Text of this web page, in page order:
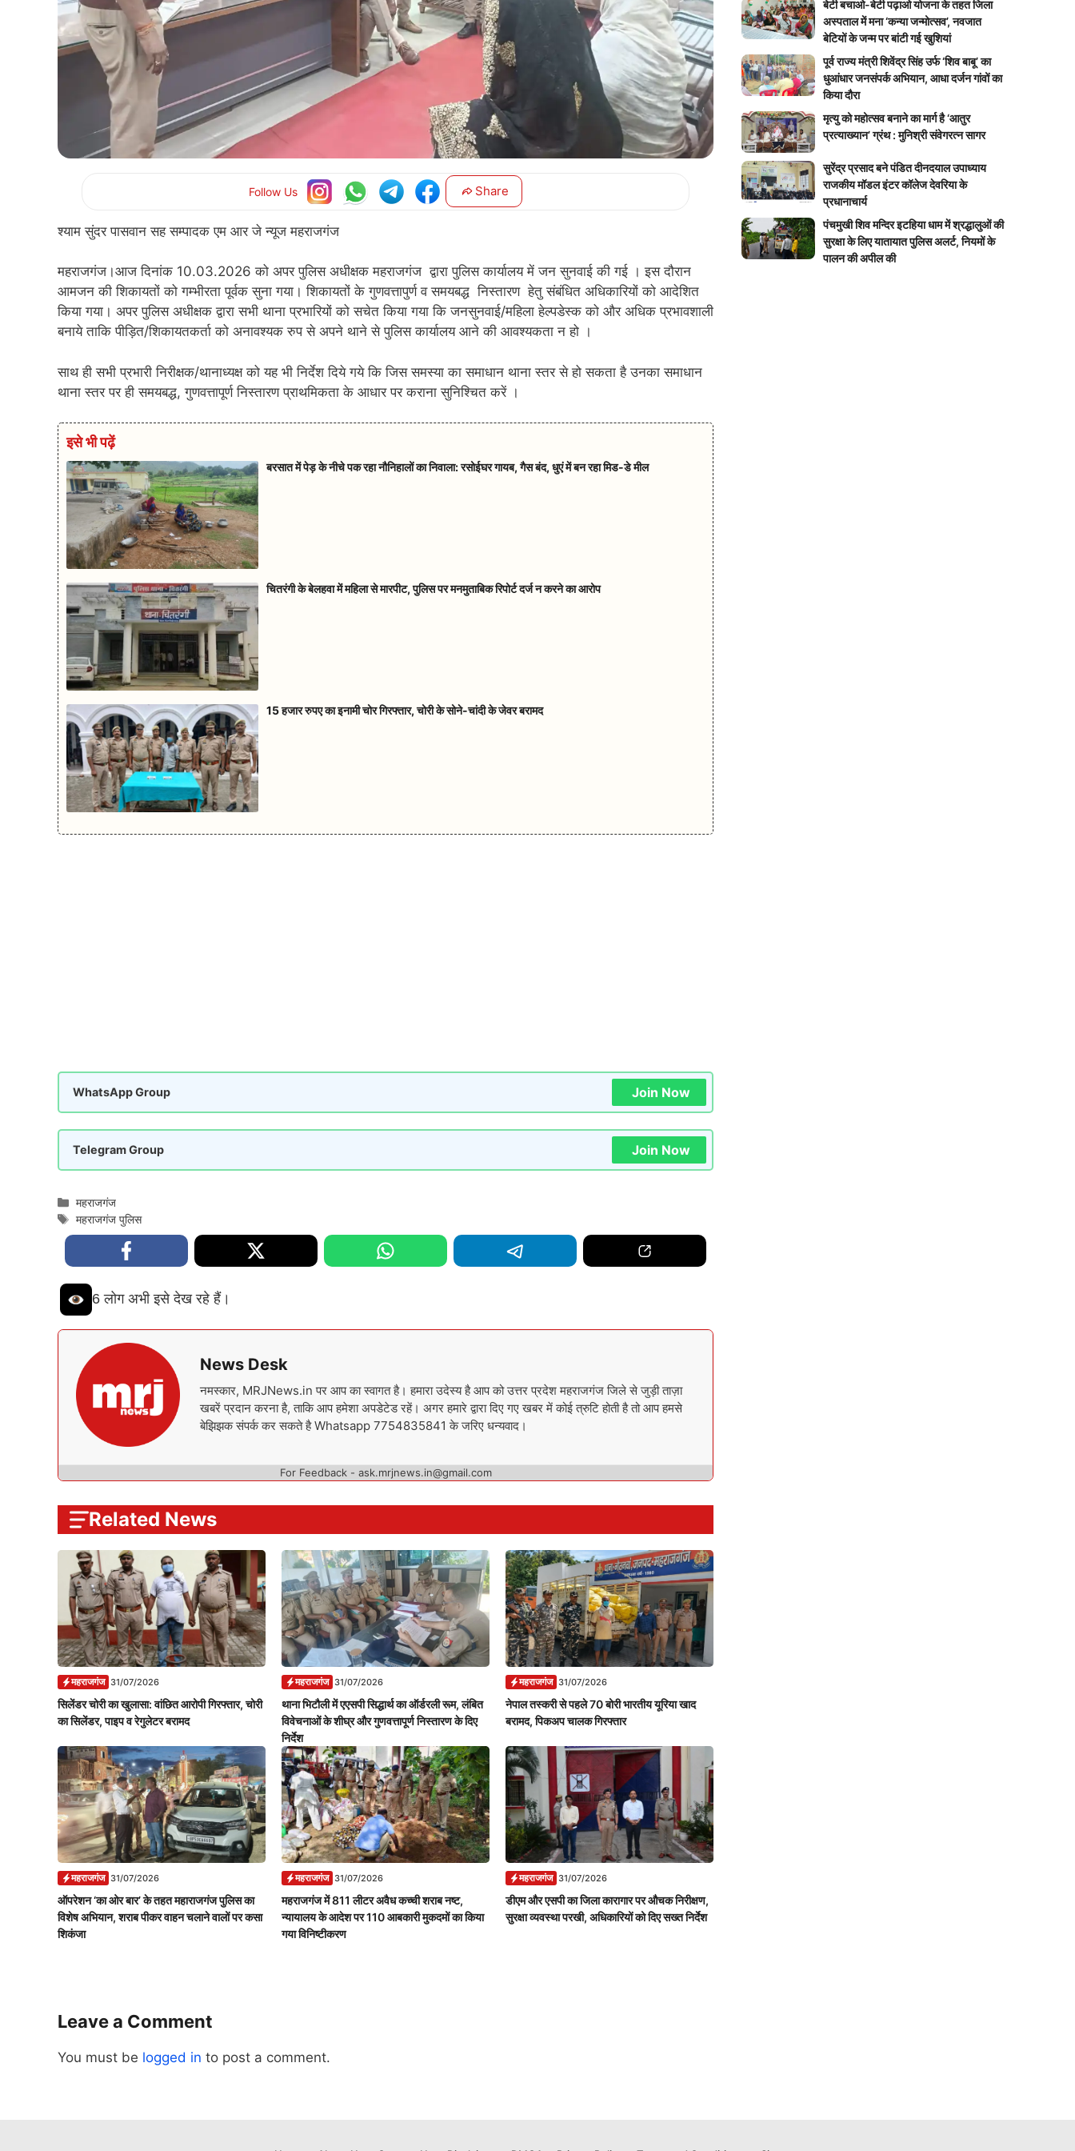
Follow Us Share
श्याम सुंदर पासवान सह सम्पादक एम आर जे न्यूज महराजगंज
महराजगंज।आज दिनांक 10.03.2026 को अपर पुलिस अधीक्षक महराजगंज द्वारा पुलिस कार्यालय में जन सुनवाई की गई । इस दौरान
आमजन की शिकायतों को गम्भीरता पूर्वक सुना गया। शिकायतों के गुणवत्तापुर्ण व समयबद्ध निस्तारण हेतु संबंधित अधिकारियों को आदेशित
किया गया। अपर पुलिस अधीक्षक द्वारा सभी थाना प्रभारियों को सचेत किया गया कि जनसुनवाई/महिला हेल्पडेस्क को और अधिक प्रभावशाली
बनाये ताकि पीड़ित/शिकायतकर्ता को अनावश्यक रुप से अपने थाने से पुलिस कार्यालय आने की आवश्यकता न हो ।
साथ ही सभी प्रभारी निरीक्षक/थानाध्यक्ष को यह भी निर्देश दिये गये कि जिस समस्या का समाधान थाना स्तर से हो सकता है उनका समाधान
थाना स्तर पर ही समयबद्ध, गुणवत्तापूर्ण निस्तारण प्राथमिकता के आधार पर कराना सुनिश्चित करें ।
इसे भी पढ़ें
बरसात में पेड़ के नीचे पक रहा नौनिहालों का निवाला: रसोईघर गायब, गैस बंद, धुएं में बन रहा मिड-डे मील
चितरंगी के बेलहवा में महिला से मारपीट, पुलिस पर मनमुताबिक रिपोर्ट दर्ज न करने का आरोप
15 हजार रुपए का इनामी चोर गिरफ्तार, चोरी के सोने-चांदी के जेवर बरामद
WhatsApp Group Join Now
Telegram Group Join Now
Categories
महराजगंज
Tags
महराजगंज पुलिस
6 लोग अभी इसे देख रहे हैं।
News Desk
नमस्कार, MRJNews.in पर आप का स्वागत है। हमारा उदेस्य है आप को उत्तर प्रदेश महराजगंज जिले से जुड़ी ताज़ा
खबरें प्रदान करना है, ताकि आप हमेशा अपडेटेड रहें। अगर हमारे द्वारा दिए गए खबर में कोई त्रुटि होती है तो आप हमसे
बेझिझक संपर्क कर सकते है Whatsapp 7754835841 के जरिए धन्यवाद।
For Feedback - ask.mrjnews.in@gmail.com
Related News
महराजगंज 31/07/2026
सिलेंडर चोरी का खुलासा: वांछित आरोपी गिरफ्तार, चोरी
का सिलेंडर, पाइप व रेगुलेटर बरामद
महराजगंज 31/07/2026
थाना भिटौली में एएसपी सिद्धार्थ का ऑर्डरली रूम, लंबित
विवेचनाओं के शीघ्र और गुणवत्तापूर्ण निस्तारण के दिए
निर्देश
महराजगंज 31/07/2026
नेपाल तस्करी से पहले 70 बोरी भारतीय यूरिया खाद
बरामद, पिकअप चालक गिरफ्तार
महराजगंज 31/07/2026
ऑपरेशन ‘का ओर बार’ के तहत महाराजगंज पुलिस का
विशेष अभियान, शराब पीकर वाहन चलाने वालों पर कसा
शिकंजा
महराजगंज 31/07/2026
महराजगंज में 811 लीटर अवैध कच्ची शराब नष्ट,
न्यायालय के आदेश पर 110 आबकारी मुकदमों का किया
गया विनिष्टीकरण
महराजगंज 31/07/2026
डीएम और एसपी का जिला कारागार पर औचक निरीक्षण,
सुरक्षा व्यवस्था परखी, अधिकारियों को दिए सख्त निर्देश
Leave a Comment
You must be logged in to post a comment.
बेटी बचाओ-बेटी पढ़ाओ योजना के तहत जिला
अस्पताल में मना ‘कन्या जन्मोत्सव’, नवजात
बेटियों के जन्म पर बांटी गई खुशियां
पूर्व राज्य मंत्री शिवेंद्र सिंह उर्फ ‘शिव बाबू’ का
धुआंधार जनसंपर्क अभियान, आधा दर्जन गांवों का
किया दौरा
मृत्यु को महोत्सव बनाने का मार्ग है ‘आतुर
प्रत्याख्यान’ ग्रंथ : मुनिश्री संवेगरत्न सागर
सुरेंद्र प्रसाद बने पंडित दीनदयाल उपाध्याय
राजकीय मॉडल इंटर कॉलेज देवरिया के
प्रधानाचार्य
पंचमुखी शिव मन्दिर इटहिया धाम में श्रद्धालुओं की
सुरक्षा के लिए यातायात पुलिस अलर्ट, नियमों के
पालन की अपील की